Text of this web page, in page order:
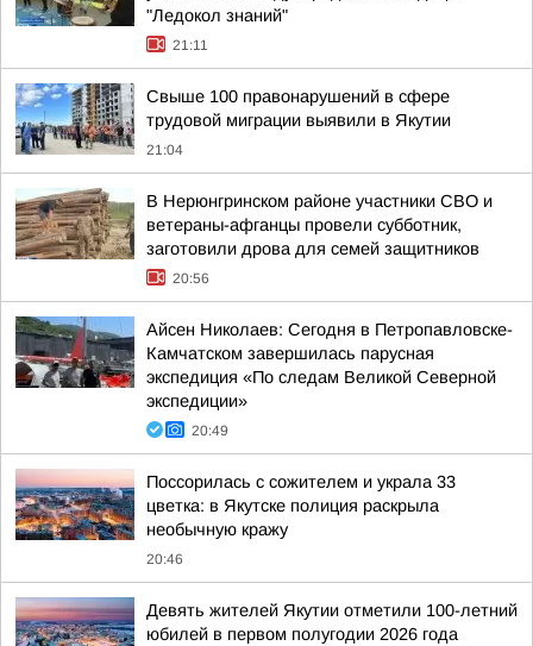
"Ледокол знаний"
21:11
Свыше 100 правонарушений в сфере
трудовой миграции выявили в Якутии
21:04
В Нерюнгринском районе участники СВО и
ветераны-афганцы провели субботник,
заготовили дрова для семей защитников
20:56
Айсен Николаев: Сегодня в Петропавловске-
Камчатском завершилась парусная
экспедиция «По следам Великой Северной
экспедиции»
20:49
Поссорилась с сожителем и украла 33
цветка: в Якутске полиция раскрыла
необычную кражу
20:46
Девять жителей Якутии отметили 100-летний
юбилей в первом полугодии 2026 года